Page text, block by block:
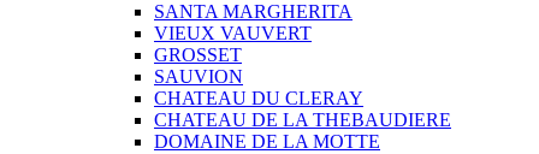
SANTA MARGHERITA
VIEUX VAUVERT
GROSSET
SAUVION
CHATEAU DU CLERAY
CHATEAU DE LA THEBAUDIERE
DOMAINE DE LA MOTTE